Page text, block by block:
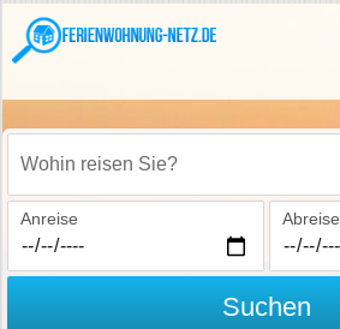
Wohin reisen Sie?
Anreise Abreise
Suchen